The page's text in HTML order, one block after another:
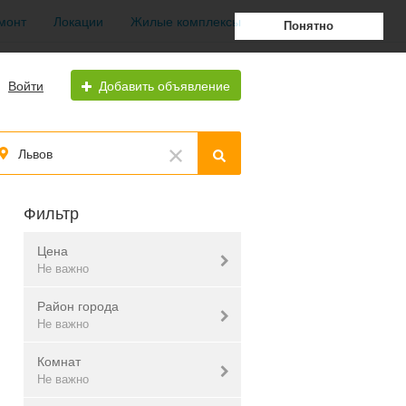
Понятно
Локации Жилые комплексы
Войти Добавить объявление
Львов
Фильтр
Цена
Не важно
грн.
< 20 000 $
Район города
Не важно
Галицкий
Комнат
Не важно